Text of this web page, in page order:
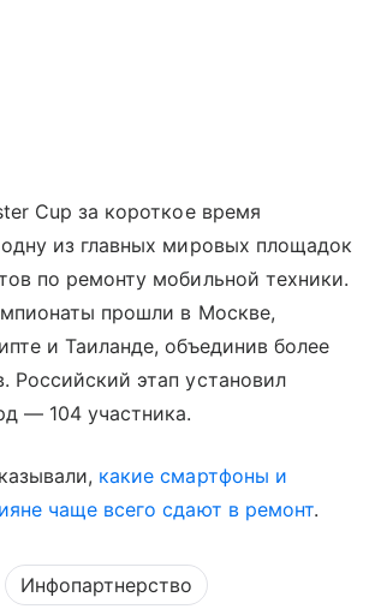
Cup за короткое время
из главных мировых площадок
по ремонту мобильной техники.
прошли в Москве,
и Таиланде, объединив более
Российский этап установил
— 104 участника.
какие смартфоны и
чаще всего сдают в ремонт.
Инфопартнерство